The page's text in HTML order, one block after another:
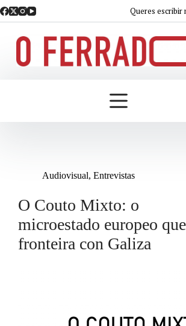
Saltar
ao
Queres escribir
Audiovisual, Entrevistas
O Couto Mixto: o
microestado europeo
fronteira con Galiza